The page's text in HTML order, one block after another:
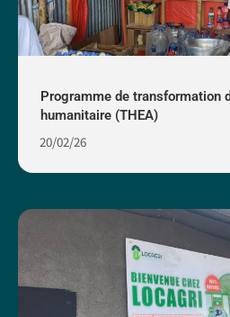
Programme de transformation
humanitaire (THEA)
20/02/26